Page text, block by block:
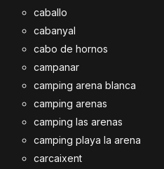
caballo
cabanyal
cabo de hornos
campanar
camping arena blanca
camping arenas
camping las arenas
camping playa la arena
carcaixent